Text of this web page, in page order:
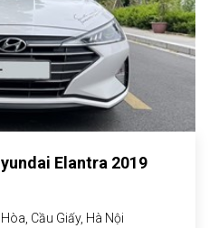
Elantra 2019
Cầu Giấy, Hà Nội